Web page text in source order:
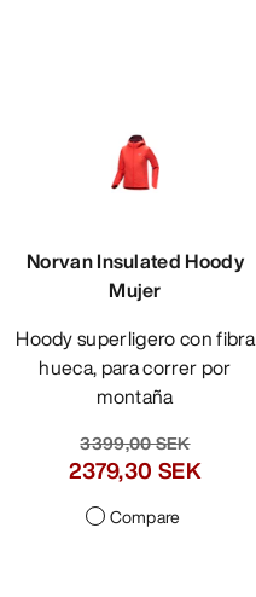
Norvan Insulated Hoody
Mujer
Hoody superligero con fibra
hueca, para correr por
montaña
3399,00 SEK
2379,30 SEK
Compare